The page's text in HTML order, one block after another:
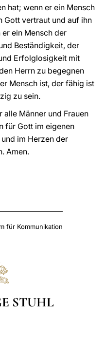
hat; wenn er ein Mensch
Gott vertraut und auf ihn
ein Mensch der
Beständigkeit, der
Erfolglosigkeit mit
Herrn zu begegnen
Mensch ist, der fähig ist
zu sein.
alle Männer und Frauen
für Gott im eigenen
im Herzen der
Amen.
für Kommunikation
STUHL